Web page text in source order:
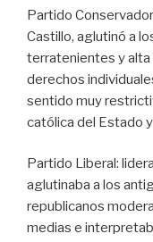
Partido
Castillo, aglutinó a
terratenientes y
derechos
sentido muy
católica del Estado
Partido Liberal:
aglutinaba a los
republicanos
medias e